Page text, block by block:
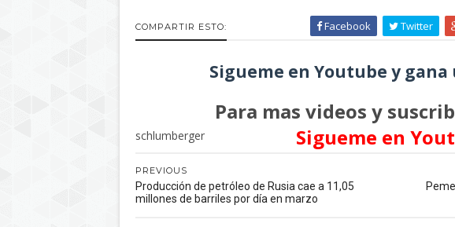
COMPARTIR ESTO: Facebook Twitter
Sigueme en Youtube y gana
Para mas videos y
Sigueme en
schlumberger
PREVIOUS
Producción de petróleo de Rusia cae a 11,05
millones de barriles por día en marzo